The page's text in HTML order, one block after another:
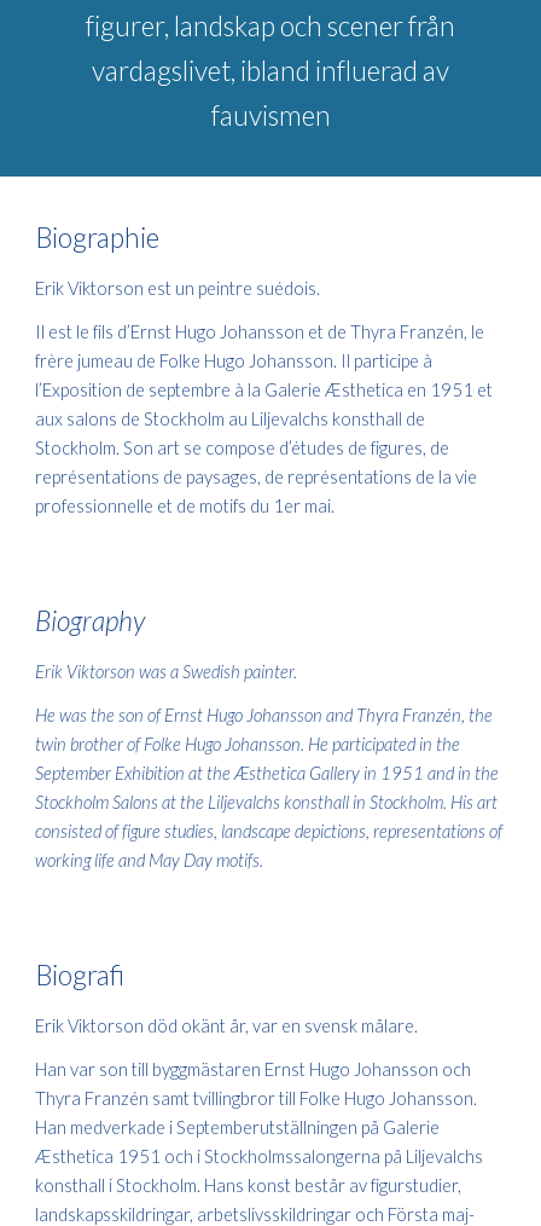
figurer, landskap och scener från
vardagslivet, ibland influerad av
fauvismen
Biographie
Erik Viktorson est un peintre suédois.
Il est le fils d’Ernst Hugo Johansson et de Thyra Franzén, le
frère jumeau de Folke Hugo Johansson. Il participe à
l’Exposition de septembre à la Galerie Æsthetica en 1951 et
aux salons de Stockholm au Liljevalchs konsthall de
Stockholm. Son art se compose d’études de figures, de
représentations de paysages, de représentations de la vie
professionnelle et de motifs du 1er mai.
Biography
Erik Viktorson was a Swedish painter.
He was the son of Ernst Hugo Johansson and Thyra Franzén, the
twin brother of Folke Hugo Johansson. He participated in the
September Exhibition at the Æsthetica Gallery in 1951 and in the
Stockholm Salons at the Liljevalchs konsthall in Stockholm. His art
consisted of figure studies, landscape depictions, representations of
working life and May Day motifs.
Biografi
Erik Viktorson död okänt år, var en svensk målare.
Han var son till byggmästaren Ernst Hugo Johansson och
Thyra Franzén samt tvillingbror till Folke Hugo Johansson.
Han medverkade i Septemberutställningen på Galerie
Æsthetica 1951 och i Stockholmssalongerna på Liljevalchs
konsthall i Stockholm. Hans konst består av figurstudier,
landskapsskildringar, arbetslivsskildringar och Första maj-